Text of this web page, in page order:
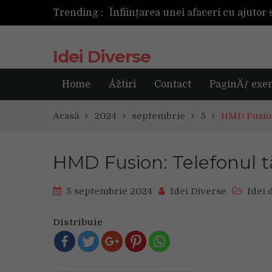
Trending :
Idei Diverse
Home Åžtiri Contact PaginÄƒ
Acasă 2024 septembrie 5 HMD
HMD Fusion: Telefonul
5 septembrie 2024 Idei Diverse Idei
Distribuie